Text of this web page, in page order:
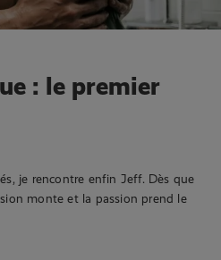
: le premier
je rencontre enfin Jeff. Dès que
monte et la passion prend le